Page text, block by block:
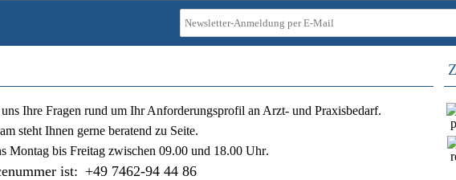
Ihre Fragen rund um Ihr Anforderungsprofil an Arzt- und Praxisbedarf.
steht Ihnen gerne beratend zu Seite.
Montag bis Freitag zwischen 09.00 und 18.00 Uhr.
ist: +49 7462-94 44 86